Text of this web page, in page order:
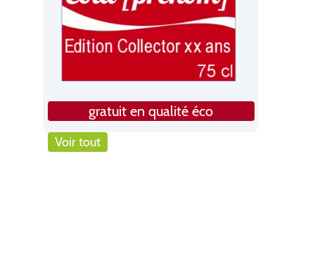
gratuit en qualité éco
Voir tout